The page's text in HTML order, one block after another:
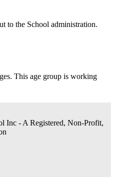
to the School administration.
This age group is working
Inc - A Registered, Non-Profit,